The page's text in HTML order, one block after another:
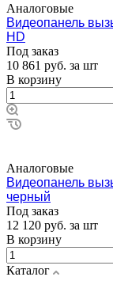
Аналоговые
Видеопанель
HD
Под заказ
10 861 руб. за шт
В корзину
Аналоговые
Видеопанель
черный
Под заказ
12 120 руб. за шт
В корзину
Каталог